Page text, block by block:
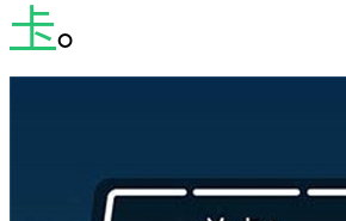
卡。